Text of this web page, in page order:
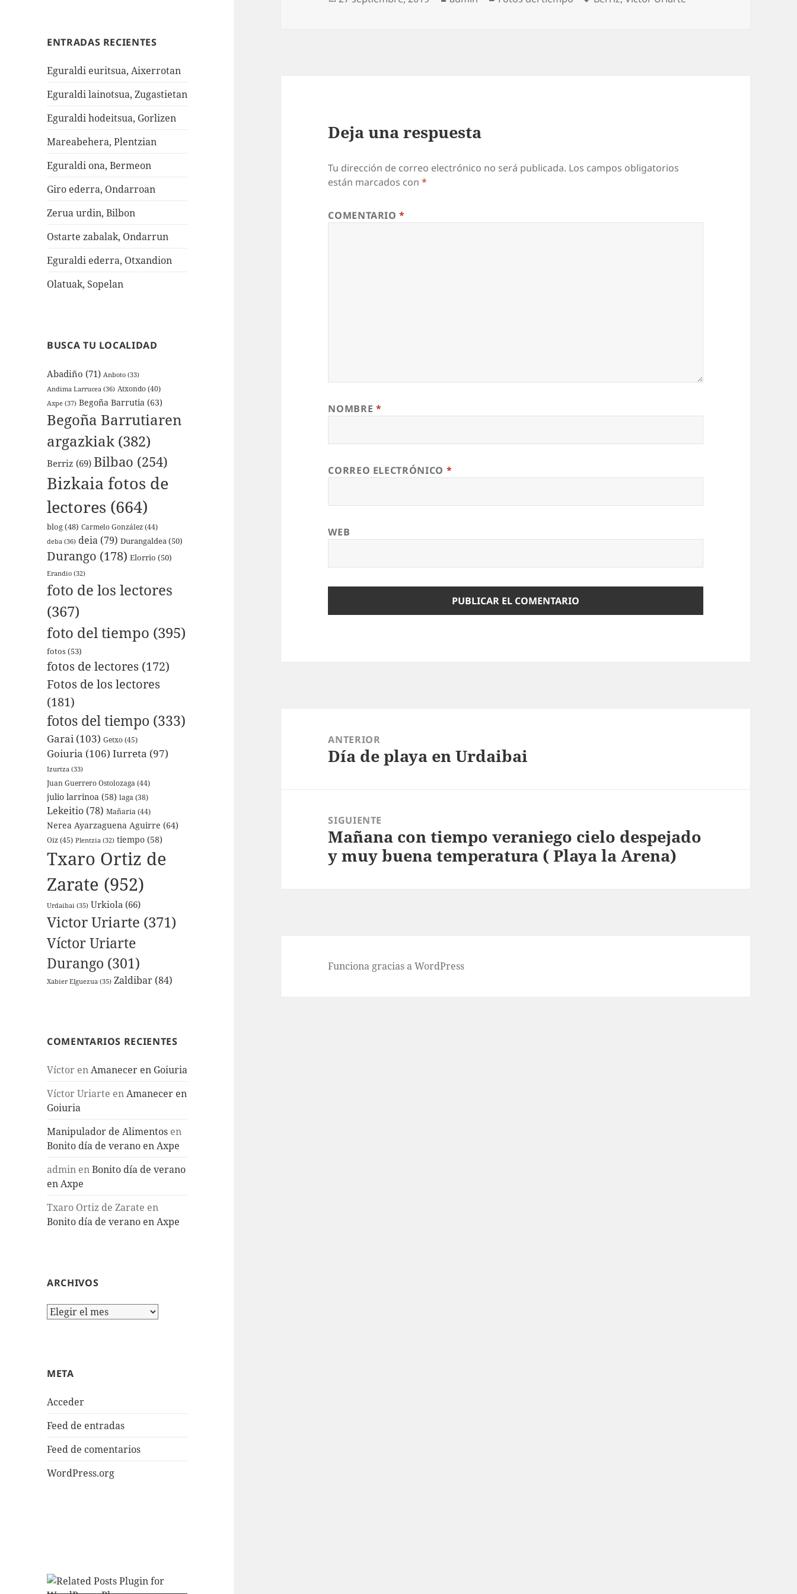
ENTRADAS RECIENTES
Eguraldi euritsua, Aixerrotan
Eguraldi lainotsua, Zugastietan
Eguraldi hodeitsua, Gorlizen
Mareabehera, Plentzian
Eguraldi ona, Bermeon
Giro ederra, Ondarroan
Zerua urdin, Bilbon
Ostarte zabalak, Ondarrun
Eguraldi ederra, Otxandion
Olatuak, Sopelan
BUSCA TU LOCALIDAD
Abadiño (71) Anboto (33)
Andima Larrucea (36) Atxondo(40)
Axpe (37) Begoña Barrutia (63)
Begoña Barrutiaren
argazkiak (382)
Berriz (69) Bilbao (254)
Bizkaia fotos de
lectores (664)
blog(48) Carmelo González(44)
deba (36) deia (79) Durangaldea(50)
Durango (178) Elorrio (50)
Erandio (32)
foto de los lectores
(367)
foto del tiempo (395)
fotos(53)
fotos de lectores (172)
Fotos de los lectores
(181)
fotos del tiempo (333)
Garai(103) Getxo(45)
Goiuria (106) Iurreta (97)
Izurtza (33)
Juan Guerrero Ostolozaga(44)
julio larrinoa (58) laga (38)
Lekeitio (78) Mañaria(44)
Nerea Ayarzaguena Aguirre (64)
Oiz(45) Plentzia (32) tiempo (58)
Txaro Ortiz de
Zarate (952)
Urdaibai (35) Urkiola (66)
Victor Uriarte (371)
Víctor Uriarte
Durango (301)
Xabier Elguezua (35) Zaldibar (84)
COMENTARIOS RECIENTES
Víctor enAmanecer en Goiuria
Víctor Uriarte enAmanecer en
Goiuria
Manipulador de Alimentos en
Bonito día de verano en Axpe
admin enBonito día de verano
en Axpe
Txaro Ortiz de Zarate en
Bonito día de verano en Axpe
ARCHIVOS
Archivos
META
Acceder
Feed de entradas
Feed de comentarios
WordPress.org
Deja una respuesta
Tu dirección de correo electrónico no será publicada. Los campos obligatorios
están marcados con*
COMENTARIO*
NOMBRE *
CORREO ELECTRÓNICO *
WEB
entradas
ANTERIOR
Entrada
Día de playa en Urdaibai
SIGUIENTE
Entrada
siguiente:
Mañana con tiempo veraniego cielo despejado
y muy buena temperatura ( Playa la Arena)
Funciona gracias a WordPress